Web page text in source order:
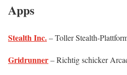
Apps
Stealth Inc.– Toller Stealth-
Gridrunner– Richtig schicker